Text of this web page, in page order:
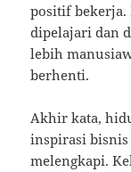
positif bekerja.
dipelajari dan
lebih
berhenti.
Akhir kata,
inspirasi
melengkapi.